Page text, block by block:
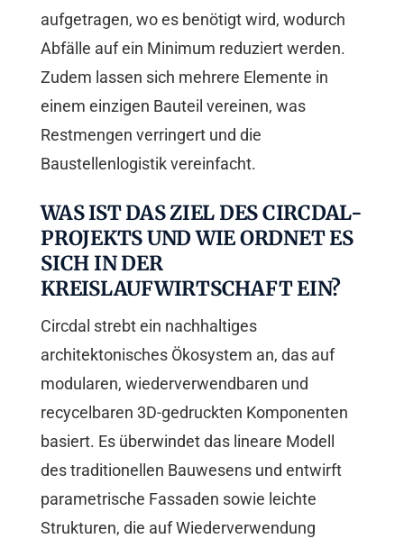
aufgetragen, wo es benötigt wird, wodurch
Abfälle auf ein Minimum reduziert werden.
Zudem lassen sich mehrere Elemente in
einem einzigen Bauteil vereinen, was
Restmengen verringert und die
Baustellenlogistik vereinfacht.
WAS IST DAS ZIEL DES CIRCDAL-
PROJEKTS UND WIE ORDNET ES
SICH IN DER
KREISLAUFWIRTSCHAFT EIN?
Circdal strebt ein nachhaltiges
architektonisches Ökosystem an, das auf
modularen, wiederverwendbaren und
recycelbaren 3D-gedruckten Komponenten
basiert. Es überwindet das lineare Modell
des traditionellen Bauwesens und entwirft
parametrische Fassaden sowie leichte
Strukturen, die auf Wiederverwendung